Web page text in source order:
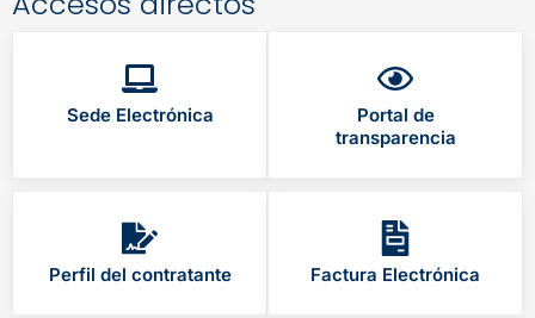
Sede Electrónica
Portal de
transparencia
Perfil del contratante Factura Electrónica